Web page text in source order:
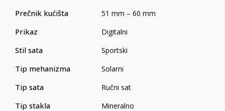
Prečnik kućišta 51 mm – 60 mm
Prikaz Digitalni
Stil sata Sportski
Tip mehanizma Solarni
Tip sata Ručni sat
Tip stakla Mineralno